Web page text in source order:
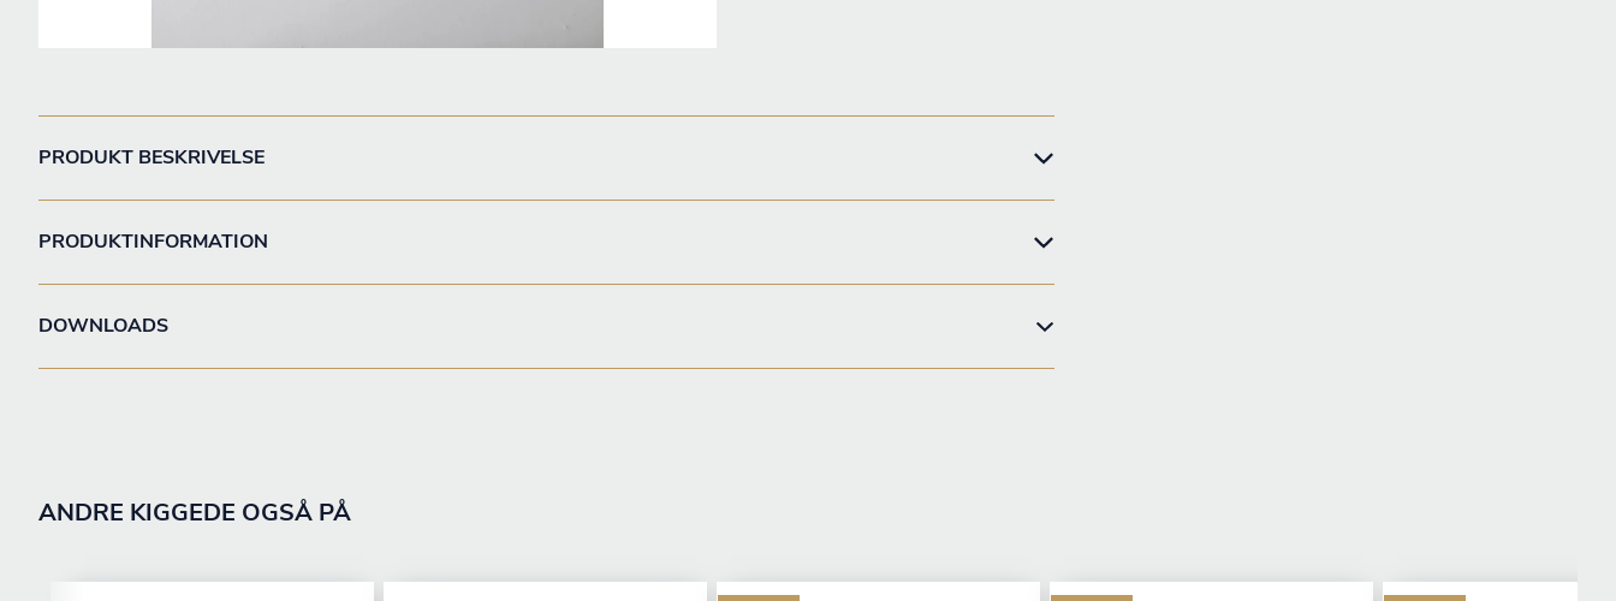
PRODUKT BESKRIVELSE
PRODUKTINFORMATION
DOWNLOADS
ANDRE KIGGEDE OGSÅ PÅ